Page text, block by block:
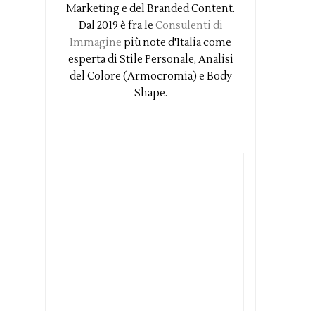
Marketing e del Branded Content.
Dal 2019 è fra le Consulenti di
Immagine più note d'Italia come
esperta di Stile Personale, Analisi
del Colore (Armocromia) e Body
Shape.